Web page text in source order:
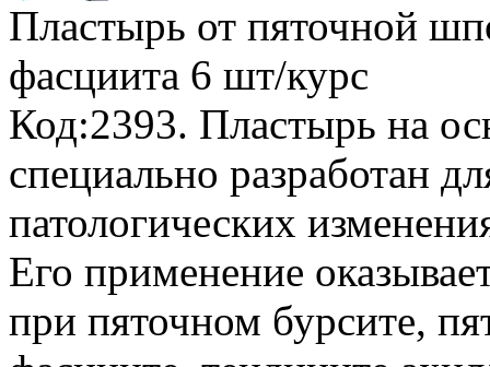
Пластырь от пяточной
фасциита 6 шт/курс
Код:2393. Пластырь на
специально разработан
патологических
Его применение
при пяточном бурсите,